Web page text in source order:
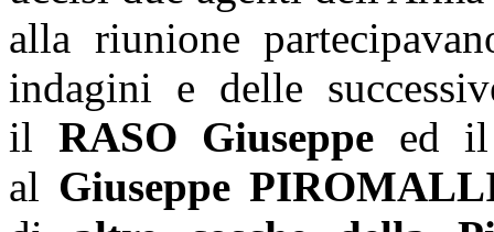
alla riunione
indagini e delle
il RASO Giuseppe ed il
al Giuseppe